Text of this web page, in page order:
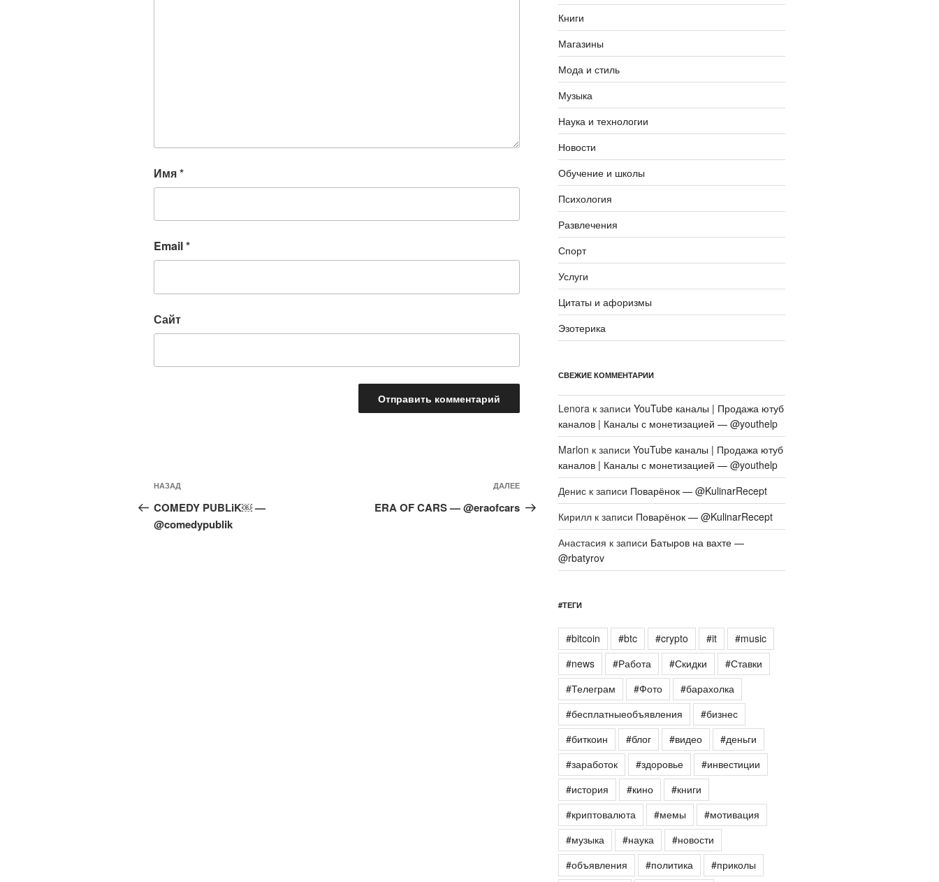
Имя*
Email*
Сайт
Навигация
по
записям
Предыдущая
запись:
НАЗАД
COMEDY PUBLiK￼ —
@comedypublik
Следующая
запись
ДАЛЕЕ
ERA OF CARS — @eraofcars
Книги
Магазины
Мода и стиль
Музыка
Наука и технологии
Новости
Обучение и школы
Психология
Развлечения
Спорт
Услуги
Цитаты и афоризмы
Эзотерика
СВЕЖИЕ КОММЕНТАРИИ
Lenoraк записи YouTube каналы | Продажа ютуб
каналов | Каналы с монетизацией — @youthelp
Marlon к записи YouTube каналы | Продажа ютуб
каналов | Каналы с монетизацией — @youthelp
Дениск записи Поварёнок — @KulinarRecept
Кириллк записи Поварёнок — @KulinarRecept
Анастасия к записи Батыров на вахте —
@rbatyrov
#ТЕГИ
#bitcoin #btc #crypto #it
#music
#news
#Работа #Скидки
#Ставки
#Телеграм
#Фото
#барахолка
#бесплатныеобъявления
#бизнес
#биткоин
#блог #видео
#деньги
#заработок
#здоровье
#инвестиции
#история
#кино
#книги
#криптовалюта
#мемы
#мотивация
#музыка
#наука
#новости
#объявления
#политика
#приколы